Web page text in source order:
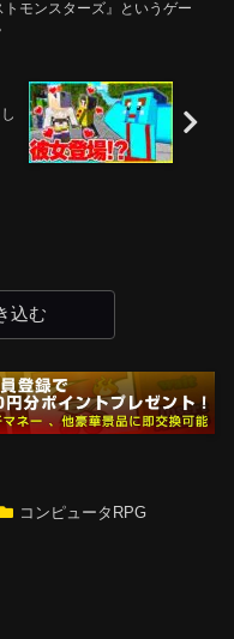
トモンスターズ』というゲー
込む
コンピュータRPG